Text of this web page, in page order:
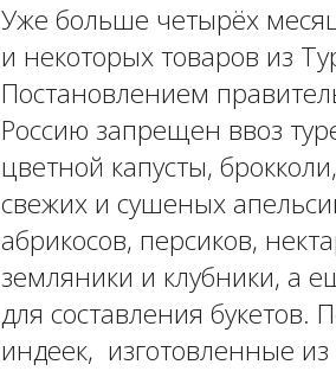
Уже больше четырёх
и некоторых товаров из
Постановлением
Россию запрещен ввоз
цветной капусты,
свежих и сушеных
абрикосов, персиков,
земляники и клубники, а
для составления букетов.
индеек, изготовленные из